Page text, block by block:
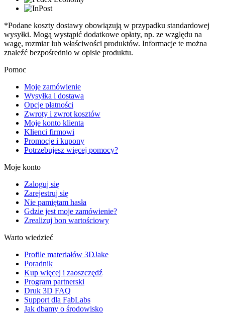
*Podane koszty dostawy obowiązują w przypadku standardowej
wysyłki. Mogą wystąpić dodatkowe opłaty, np. ze względu na
wagę, rozmiar lub właściwości produktów. Informacje te można
znaleźć bezpośrednio w opisie produktu.
Pomoc
Moje zamówienie
Wysyłka i dostawa
Opcje płatności
Zwroty i zwrot kosztów
Moje konto klienta
Klienci firmowi
Promocje i kupony
Potrzebujesz więcej pomocy?
Moje konto
Zaloguj się
Zarejestruj się
Nie pamiętam hasła
Gdzie jest moje zamówienie?
Zrealizuj bon wartościowy
Warto wiedzieć
Profile materiałów 3DJake
Poradnik
Kup więcej i zaoszczędź
Program partnerski
Druk 3D FAQ
Support dla FabLabs
Jak dbamy o środowisko